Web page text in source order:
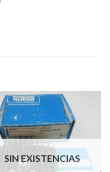
SIN EXISTENCIAS